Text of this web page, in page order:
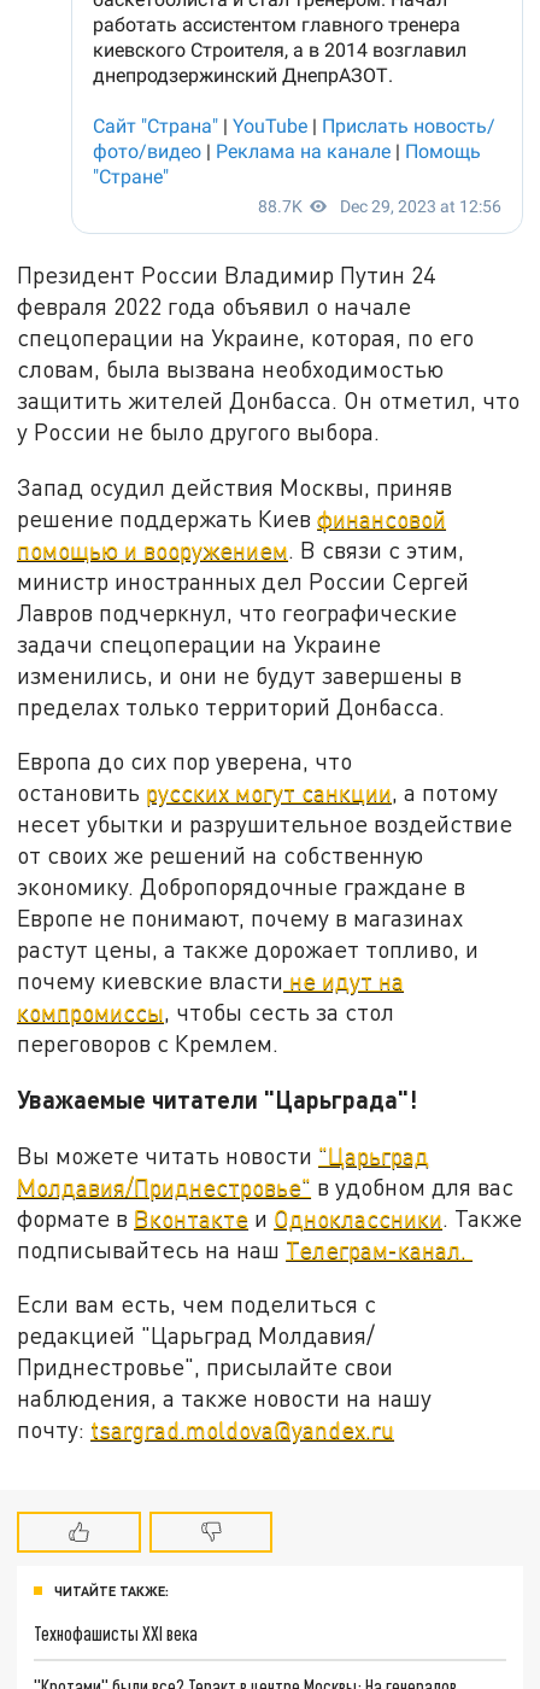
Президент России Владимир Путин 24
февраля 2022 года объявил о начале
спецоперации на Украине, которая, по его
словам, была вызвана необходимостью
защитить жителей Донбасса. Он отметил, что
у России не было другого выбора.
Запад осудил действия Москвы, приняв
решение поддержать Киевфинансовой
помощью и вооружением . В связи с этим,
министр иностранных дел России Сергей
Лавров подчеркнул, что географические
задачи спецоперации на Украине
изменились, и они не будут завершены в
пределах только территорий Донбасса.
Европа до сих пор уверена, что
остановить русских могут санкции, а потому
несет убытки и разрушительное воздействие
от своих же решений на собственную
экономику. Добропорядочные граждане в
Европе не понимают, почему в магазинах
растут цены, а также дорожает топливо, и
почему киевские власти не идут на
компромиссы, чтобы сесть за стол
переговоров с Кремлем.
Уважаемые читатели "Царьграда"!
Вы можете читать новости "Царьград
Молдавия/Приднестровье" в удобном для вас
формате в Вконтакте и Одноклассники. Также
подписывайтесь на наш Телеграм-канал.
Если вам есть, чем поделиться с
редакцией "Царьград Молдавия/
Приднестровье", присылайте свои
наблюдения, а также новости на нашу
почту: tsargrad.moldova@yandex.ru
ЧИТАЙТЕ ТАКЖЕ:
Технофашисты XXI века